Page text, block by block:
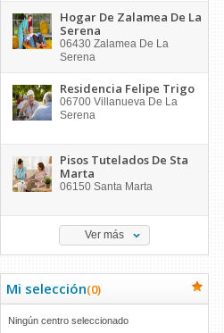
Hogar De Zalamea De La
Serena
06430 Zalamea De La
Serena
Residencia Felipe Trigo
06700 Villanueva De La
Serena
Pisos Tutelados De Sta
Marta
06150 Santa Marta
Ver más
Mi selección(0)
Ningún centro seleccionado